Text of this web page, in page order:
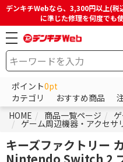
デンキチWebなら、3,300円以上(税
に準じた修理を何度でも
ポイント0pt
カテゴリ
おすすめ商品
HOME
商品一覧ページ
ゲーム周辺機器・アクセサ
キーズファクトリー